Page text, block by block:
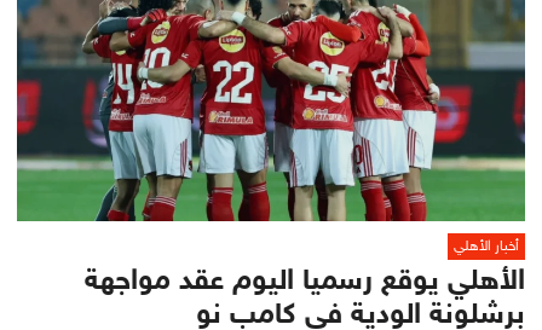
أخبار الأهلي
الأهلي يوقع رسميا اليوم عقد مواجهة
برشلونة الودية في كامب نو